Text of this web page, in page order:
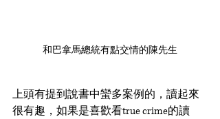
和巴拿馬總統有點交情的陳先生
上頭有提到說書中蠻多案例的，讀起來
很有趣，如果是喜歡看true crime的讀